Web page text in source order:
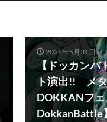
2026年5月31日
【ドッカンバ
ト演出!! メタ
DOKKANフ
DokkanBattle